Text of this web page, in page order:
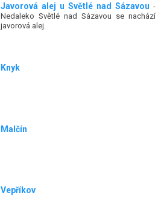
Javorová alej u Světlé nad Sázavou -
Nedaleko Světlé nad Sázavou se nachází
javorová alej.
Knyk
Malčín
Vepříkov